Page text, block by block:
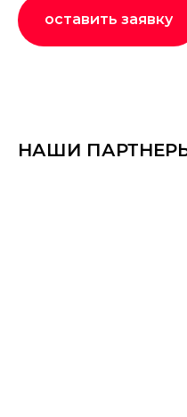
оставить заявку
НАШИ